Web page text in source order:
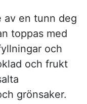
av en tunn deg
toppas med
och
och frukt
grönsaker.